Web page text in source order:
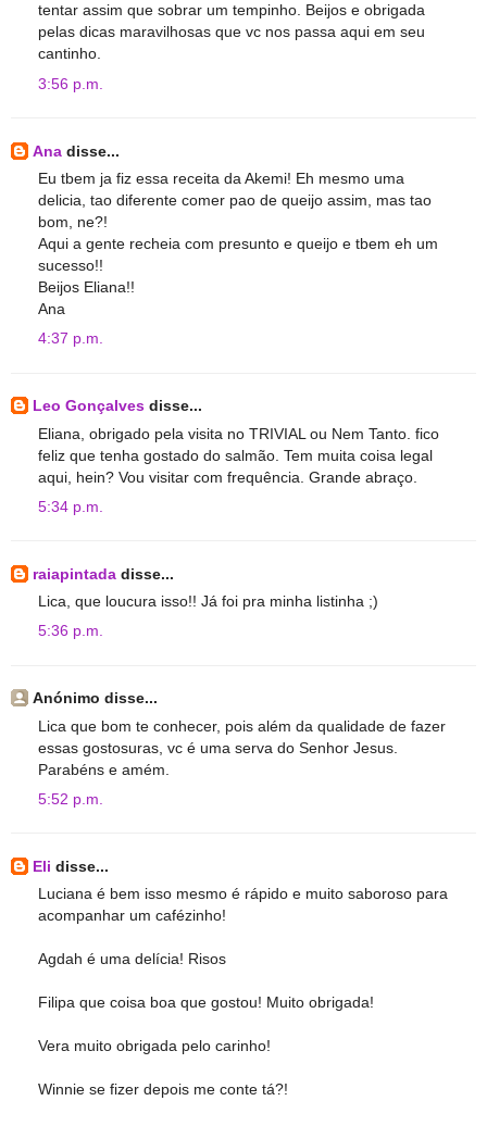
tentar assim que sobrar um tempinho. Beijos e obrigada
pelas dicas maravilhosas que vc nos passa aqui em seu
cantinho.
3:56 p.m.
Ana disse...
Eu tbem ja fiz essa receita da Akemi! Eh mesmo uma
delicia, tao diferente comer pao de queijo assim, mas tao
bom, ne?!
Aqui a gente recheia com presunto e queijo e tbem eh um
sucesso!!
Beijos Eliana!!
Ana
4:37 p.m.
Leo Gonçalves disse...
Eliana, obrigado pela visita no TRIVIAL ou Nem Tanto. fico
feliz que tenha gostado do salmão. Tem muita coisa legal
aqui, hein? Vou visitar com frequência. Grande abraço.
5:34 p.m.
raiapintada disse...
Lica, que loucura isso!! Já foi pra minha listinha ;)
5:36 p.m.
Anónimo disse...
Lica que bom te conhecer, pois além da qualidade de fazer
essas gostosuras, vc é uma serva do Senhor Jesus.
Parabéns e amém.
5:52 p.m.
Eli disse...
Luciana é bem isso mesmo é rápido e muito saboroso para
acompanhar um cafézinho!
Agdah é uma delícia! Risos
Filipa que coisa boa que gostou! Muito obrigada!
Vera muito obrigada pelo carinho!
Winnie se fizer depois me conte tá?!